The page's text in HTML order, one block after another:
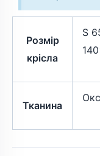
Розмір
крісла
S
Тканина